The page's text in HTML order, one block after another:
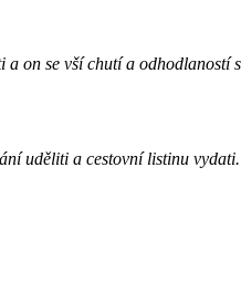
on se vší chutí a
uděliti a cestovní listinu vydati.